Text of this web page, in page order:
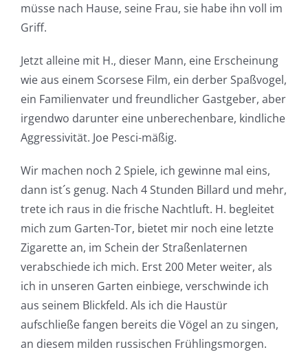
müsse nach Hause, seine Frau, sie habe ihn voll im
Griff.
Jetzt alleine mit H., dieser Mann, eine Erscheinung
wie aus einem Scorsese Film, ein derber Spaßvogel,
ein Familienvater und freundlicher Gastgeber, aber
irgendwo darunter eine unberechenbare, kindliche
Aggressivität. Joe Pesci-mäßig.
Wir machen noch 2 Spiele, ich gewinne mal eins,
dann ist´s genug. Nach 4 Stunden Billard und mehr,
trete ich raus in die frische Nachtluft. H. begleitet
mich zum Garten-Tor, bietet mir noch eine letzte
Zigarette an, im Schein der Straßenlaternen
verabschiede ich mich. Erst 200 Meter weiter, als
ich in unseren Garten einbiege, verschwinde ich
aus seinem Blickfeld. Als ich die Haustür
aufschließe fangen bereits die Vögel an zu singen,
an diesem milden russischen Frühlingsmorgen.